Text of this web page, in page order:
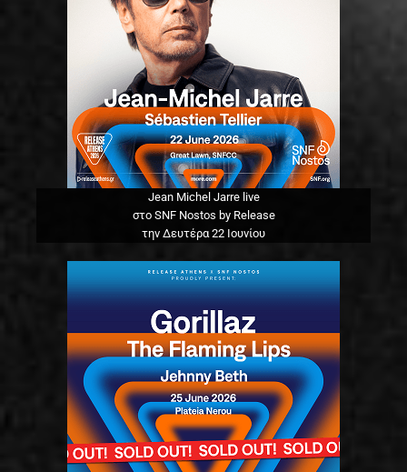
Jean Michel Jarre live
στο SNF Nostos by Release
την Δευτέρα 22 Ιουνίου